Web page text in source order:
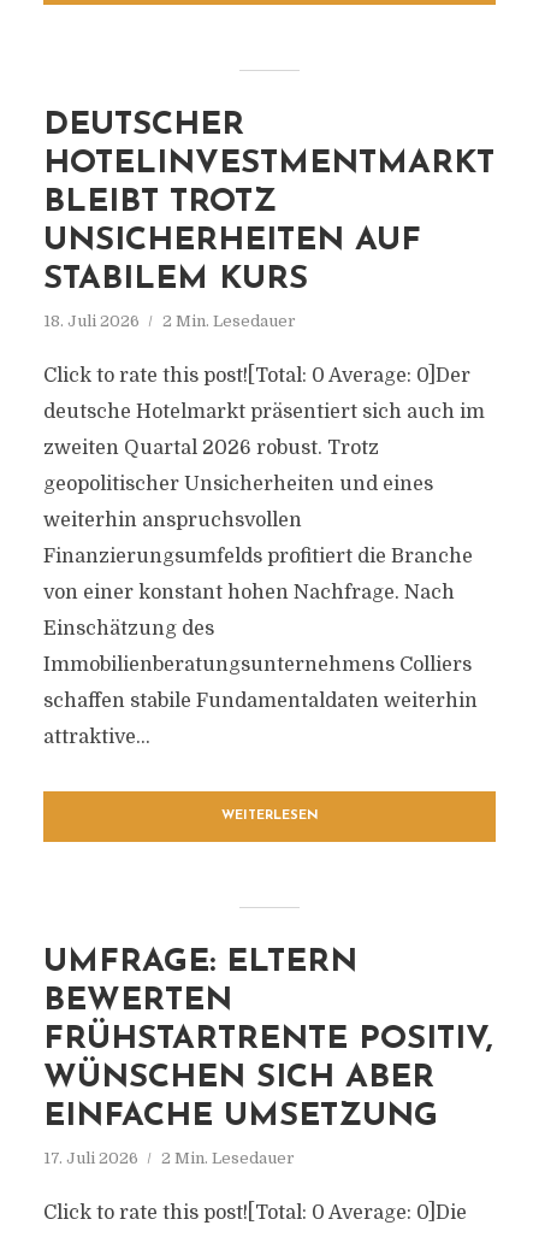
DEUTSCHER
HOTELINVESTMENTMARKT
BLEIBT TROTZ
UNSICHERHEITEN AUF
STABILEM KURS
18. Juli 2026 2 Min. Lesedauer
Click to rate this post![Total: 0 Average: 0]Der
deutsche Hotelmarkt präsentiert sich auch im
zweiten Quartal 2026 robust. Trotz
geopolitischer Unsicherheiten und eines
weiterhin anspruchsvollen
Finanzierungsumfelds profitiert die Branche
von einer konstant hohen Nachfrage. Nach
Einschätzung des
Immobilienberatungsunternehmens Colliers
schaffen stabile Fundamentaldaten weiterhin
attraktive...
WEITERLESEN
UMFRAGE: ELTERN
BEWERTEN
FRÜHSTARTRENTE POSITIV,
WÜNSCHEN SICH ABER
EINFACHE UMSETZUNG
17. Juli 2026 2 Min. Lesedauer
Click to rate this post![Total: 0 Average: 0]Die